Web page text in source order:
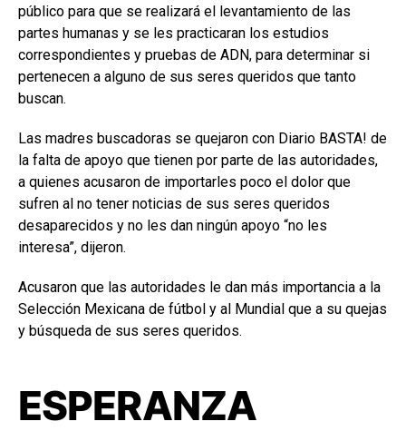
público para que se realizará el levantamiento de las
partes humanas y se les practicaran los estudios
correspondientes y pruebas de ADN, para determinar si
pertenecen a alguno de sus seres queridos que tanto
buscan.
Las madres buscadoras se quejaron con Diario BASTA! de
la falta de apoyo que tienen por parte de las autoridades,
a quienes acusaron de importarles poco el dolor que
sufren al no tener noticias de sus seres queridos
desaparecidos y no les dan ningún apoyo “no les
interesa”, dijeron.
Acusaron que las autoridades le dan más importancia a la
Selección Mexicana de fútbol y al Mundial que a su quejas
y búsqueda de sus seres queridos.
ESPERANZA